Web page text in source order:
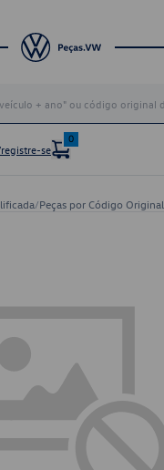
se
0
/Peças por Código Original